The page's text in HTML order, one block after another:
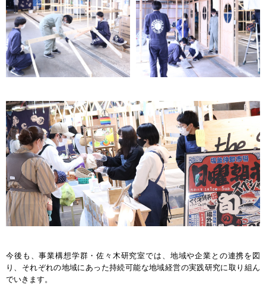
今後も、事業構想学群・佐々木研究室では、地域や企業との連携を図
り、それぞれの地域にあった持続可能な地域経営の実践研究に取り組ん
でいきます。